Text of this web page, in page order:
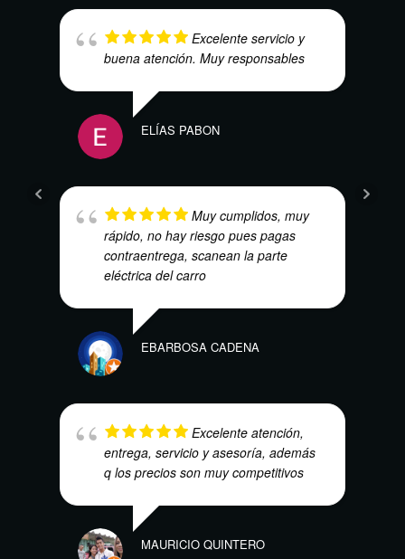
Excelente servicio y
buena atención. Muy responsables
ELÍAS PABON
Muy cumplidos, muy
rápido, no hay riesgo pues pagas
contraentrega, scanean la parte
eléctrica del carro
EBARBOSA CADENA
Excelente atención,
entrega, servicio y asesoría, además
q los precios son muy competitivos
MAURICIO QUINTERO